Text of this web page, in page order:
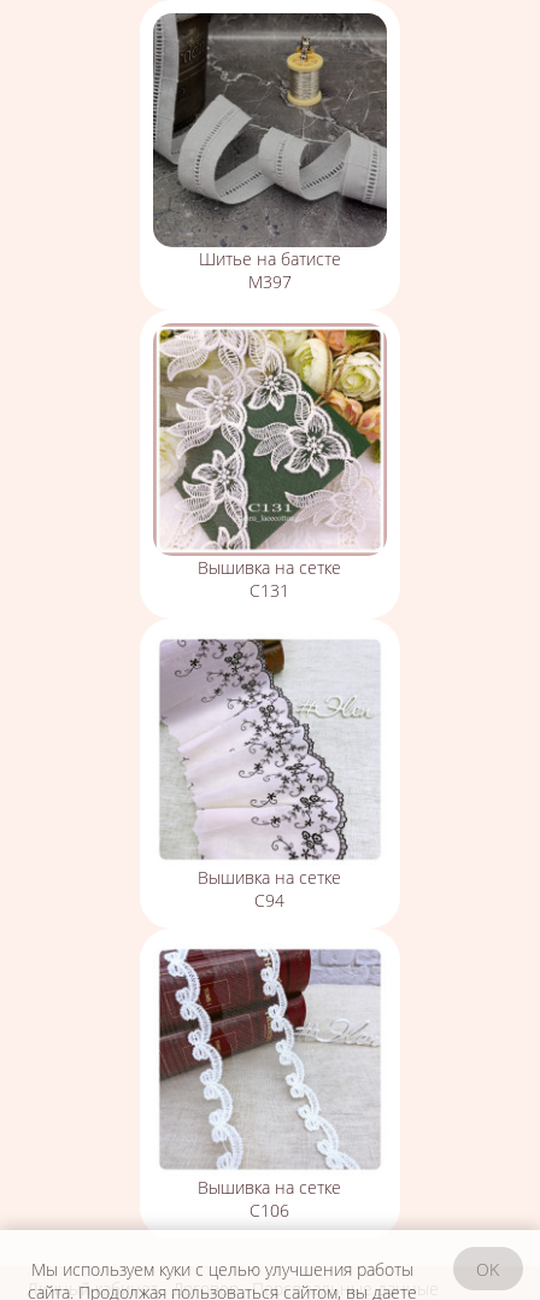
Шитье на батисте
М397
Вышивка на сетке
С131
Вышивка на сетке
С94
Вышивка на сетке
С106
Личный кабинет Договор Персональные данные
Мы используем куки с целью улучшения работы
сайта. Продолжая пользоваться сайтом, вы даете
OK